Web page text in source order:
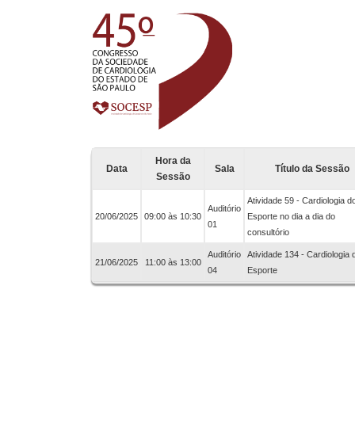
Data
Hora da
Sessão
Sala Título da Sessão
20/06/2025 09:00 às 10:30
Auditório
01
Atividade 59 - Cardiologia
Esporte no dia a dia do
consultório
21/06/2025 11:00 às 13:00
Auditório
04
Atividade 134 - Cardiologia
Esporte